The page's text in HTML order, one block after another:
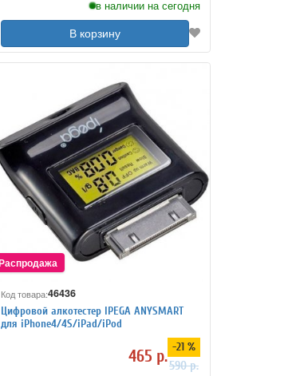
в наличии на сегодня
В корзину
Код товара:46436
Цифровой алкотестер IPEGA ANYSMART
для iPhone4/4S/iPad/iPod
465 р. -21 %
590 р.